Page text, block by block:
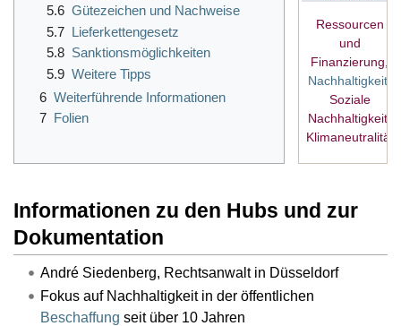
Ressourcen
und
Finanzierung,
Nachhaltigkeit
Soziale
Nachhaltigkeit
Klimaneutralität
5.6 Gütezeichen und Nachweise
5.7 Lieferkettengesetz
5.8 Sanktionsmöglichkeiten
5.9 Weitere Tipps
6 Weiterführende Informationen
7 Folien
Informationen zu den Hubs und zur
Dokumentation
André Siedenberg, Rechtsanwalt in Düsseldorf
Fokus auf Nachhaltigkeit in der öffentlichen
Beschaffung seit über 10 Jahren